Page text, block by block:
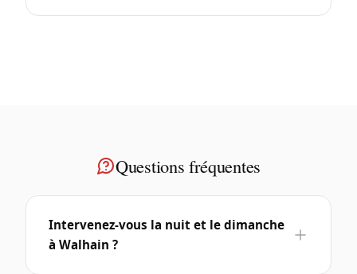
Questions fréquentes
Intervenez-vous la nuit et le dimanche
à Walhain ?